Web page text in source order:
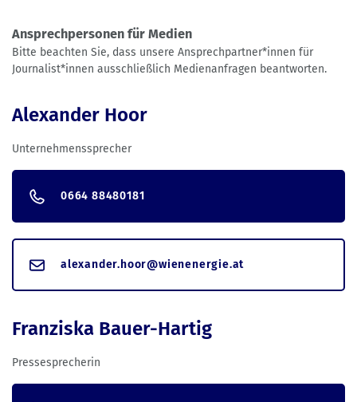
Ansprechpersonen für Medien
Bitte beachten Sie, dass unsere Ansprechpartner*innen für
Journalist*innen ausschließlich Medienanfragen beantworten.
Alexander Hoor
Unternehmenssprecher
0664 88480181
alexander.hoor@wienenergie.at
Franziska Bauer-Hartig
Pressesprecherin